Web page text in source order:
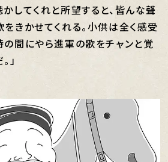
してくれと所望すると、皆んな聲
きかせてくれる。小供は全く感受
の間にやら進軍の歌をチャンと覚
」